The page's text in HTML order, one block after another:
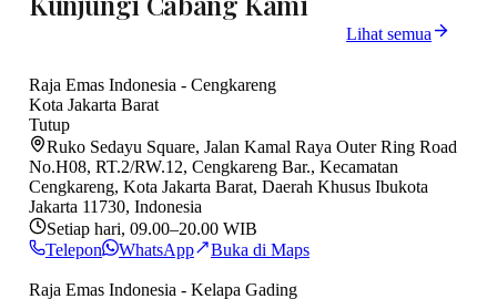
Lihat semua
Raja Emas Indonesia - Cengkareng
Kota Jakarta Barat
Tutup
Ruko Sedayu Square, Jalan Kamal Raya Outer Ring Road
No.H08, RT.2/RW.12, Cengkareng Bar., Kecamatan
Cengkareng, Kota Jakarta Barat, Daerah Khusus Ibukota
Jakarta 11730, Indonesia
Setiap hari, 09.00–20.00 WIB
Telepon
WhatsApp Buka di Maps
Raja Emas Indonesia - Kelapa Gading